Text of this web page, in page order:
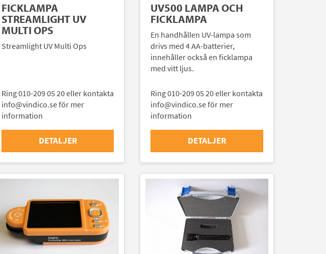
FICKLAMPA
STREAMLIGHT UV
MULTI OPS
Streamlight UV Multi Ops
Ring 010-209 05 20 eller kontakta
info@vindico.se för mer
information
DETALJER
UV500 LAMPA OCH
FICKLAMPA
En handhållen UV-lampa som
drivs med 4 AA-batterier,
innehåller också en ficklampa
med vitt ljus.
Ring 010-209 05 20 eller kontakta
info@vindico.se för mer
information
DETALJER